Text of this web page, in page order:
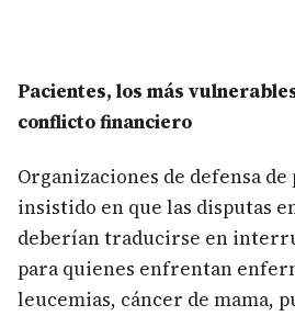
Pacientes, los más
conflicto financiero
Organizaciones de defensa
insistido en que las disputas
deberían traducirse en
para quienes enfrentan
leucemias, cáncer de mama,